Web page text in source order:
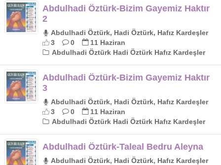
Abdulhadi Öztürk-Bizim Gayemiz Haktır
2
Abdulhadi Öztürk, Hadi Öztürk, Hafız Kardeşler
3
0
11 Haziran
Abdulhadi Öztürk Hadi Öztürk Hafız Kardeşler
Abdulhadi Öztürk-Bizim Gayemiz Haktır
3
Abdulhadi Öztürk, Hadi Öztürk, Hafız Kardeşler
3
0
11 Haziran
Abdulhadi Öztürk Hadi Öztürk Hafız Kardeşler
Abdulhadi Öztürk-Taleal Bedru Aleyna
Abdulhadi Öztürk, Hadi Öztürk, Hafız Kardeşler